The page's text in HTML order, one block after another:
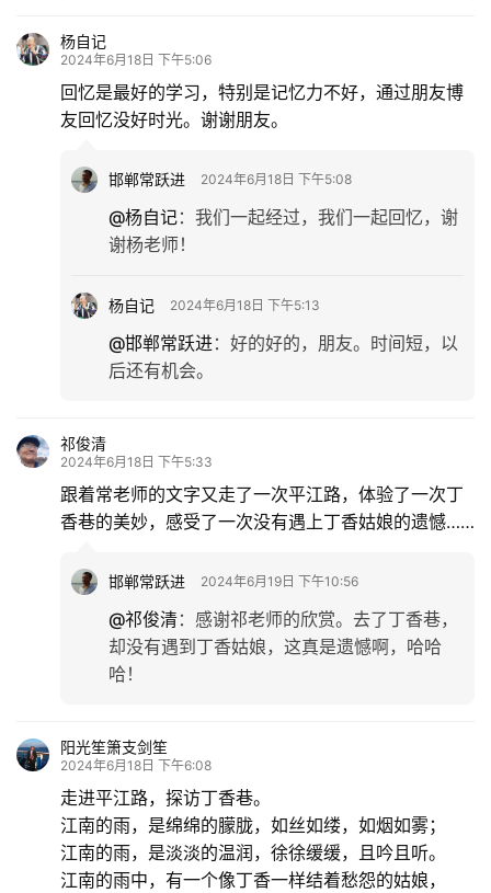
生
活
登录
杨自记
2024年6月18日 下午5:06
回忆是最好的学习，特别是记忆力不好，通过朋友博
友回忆没好时光。谢谢朋友。
邯郸常跃进 2024年6月18日 下午5:08
@杨自记： 我们一起经过，我们一起回忆，谢
谢杨老师！
杨自记 2024年6月18日 下午5:13
@邯郸常跃进： 好的好的，朋友。时间短，以
后还有机会。
祁俊清
2024年6月18日 下午5:33
跟着常老师的文字又走了一次平江路，体验了一次丁
香巷的美妙，感受了一次没有遇上丁香姑娘的遗憾……
邯郸常跃进 2024年6月19日 下午10:56
@祁俊清： 感谢祁老师的欣赏。去了丁香巷，
却没有遇到丁香姑娘，这真是遗憾啊，哈哈
哈！
阳光笙箫支剑笙
2024年6月18日 下午6:08
走进平江路，探访丁香巷。
江南的雨，是绵绵的朦胧，如丝如缕，如烟如雾；
江南的雨，是淡淡的温润，徐徐缓缓，且吟且听。
江南的雨中，有一个像丁香一样结着愁怨的姑娘，